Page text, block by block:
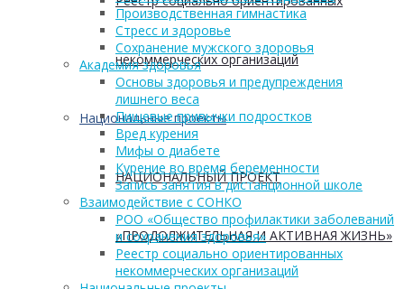
некоммерческих организаций
Национальные проекты
НАЦИОНАЛЬНЫЙ ПРОЕКТ
«ПРОДОЛЖИТЕЛЬНАЯ И АКТИВНАЯ ЖИЗНЬ»
Производственная гимнастика
Стресс и здоровье
Сохранение мужского здоровья
Академия здоровья
Основы здоровья и предупреждения
лишнего веса
Пищевые привычки подростков
Вред курения
Мифы о диабете
Курение во время беременности
Запись занятия в дистанционной школе
Взаимодействие с СОНКО
РОО «Общество профилактики заболеваний
и сохранения здоровья»
Реестр социально ориентированных
некоммерческих организаций